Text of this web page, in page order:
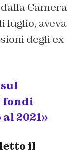
Camera
luglio, aveva
degli ex
fondi
2021»
il